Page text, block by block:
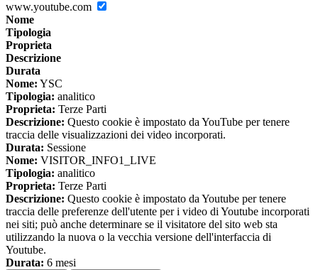
www.youtube.com
Nome
Tipologia
Proprieta
Descrizione
Durata
Nome: YSC
Tipologia: analitico
Proprieta: Terze Parti
Descrizione: Questo cookie è impostato da YouTube per tenere
traccia delle visualizzazioni dei video incorporati.
Durata: Sessione
Nome: VISITOR_INFO1_LIVE
Tipologia: analitico
Proprieta: Terze Parti
Descrizione: Questo cookie è impostato da Youtube per tenere
traccia delle preferenze dell'utente per i video di Youtube incorporati
nei siti; può anche determinare se il visitatore del sito web sta
utilizzando la nuova o la vecchia versione dell'interfaccia di
Youtube.
Durata: 6 mesi